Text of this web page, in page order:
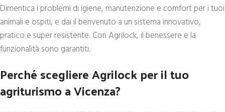
Dimentica i problemi di igiene, manutenzione e comfort per i tuoi
animali e ospiti, e dai il benvenuto a un sistema innovativo,
pratico e super resistente. Con Agrilock, il benessere e la
funzionalità sono garantiti.
Perché scegliere Agrilock per il tuo
agriturismo a Vicenza?